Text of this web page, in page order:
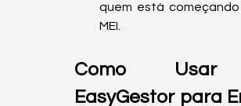
quem está começando
MEI.
Como
EasyGestor para